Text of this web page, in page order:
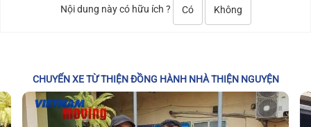
Nội dung này có hữu ích ? Có Không
CHUYẾN XE TỪ THIỆN ĐỒNG HÀNH NHÀ THIỆN NGUYỆN